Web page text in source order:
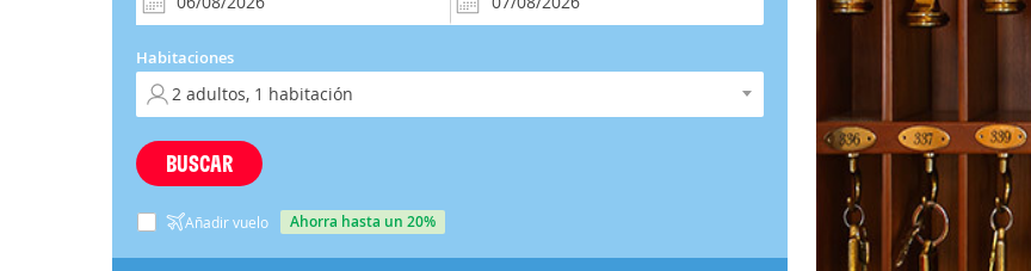
Habitaciones
BUSCAR
Añadir vuelo ahorra hasta un 20%